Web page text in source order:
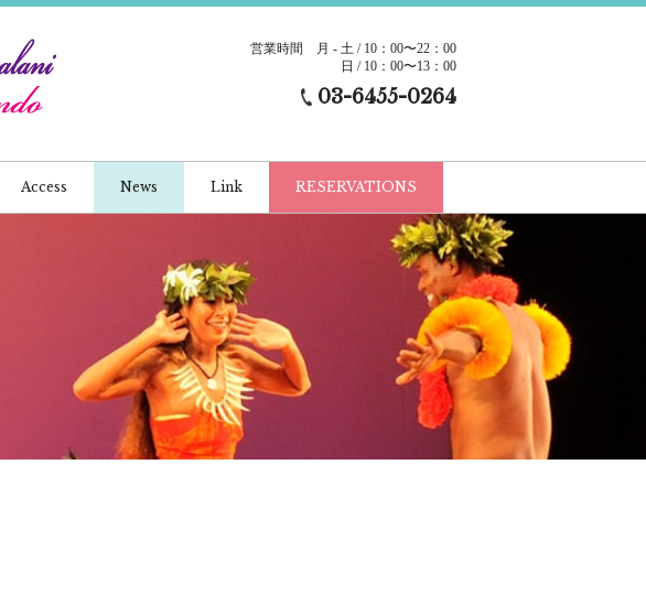
営業時間
月 - 土 / 10：00〜22：00
日 / 10：00〜13：00
03-6455-0264
Access News Link RESERVATIONS